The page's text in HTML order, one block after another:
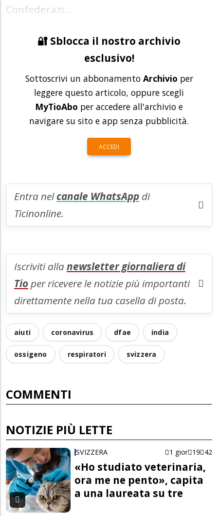
Confederazi...
🔐 Sblocca il nostro archivio
esclusivo!
Sottoscrivi un abbonamento Archivio per
leggere questo articolo, oppure scegli
MyTioAbo per accedere all'archivio e
navigare su sito e app senza pubblicità.
ACCEDI
Entra nelcanale WhatsApp di
Ticinonline.
Iscriviti allanewsletter giornaliera di
Tioper ricevere le notizie più importanti
direttamente nella tua casella di posta.
aiuti coronavirus dfae india
ossigeno respiratori svizzera
COMMENTI
NOTIZIE PIÙ LETTE
SVIZZERA 1 gior 19 42
«Ho studiato veterinaria,
ora me ne pento», capita
a una laureata su tre